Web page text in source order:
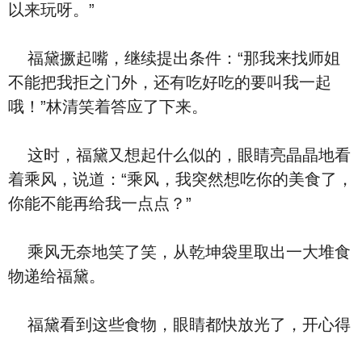
以来玩呀。”
福黛撅起嘴，继续提出条件：“那我来找师姐
不能把我拒之门外，还有吃好吃的要叫我一起
哦！”林清笑着答应了下来。
这时，福黛又想起什么似的，眼睛亮晶晶地看
着乘风，说道：“乘风，我突然想吃你的美食了，
你能不能再给我一点点？”
乘风无奈地笑了笑，从乾坤袋里取出一大堆食
物递给福黛。
福黛看到这些食物，眼睛都快放光了，开心得